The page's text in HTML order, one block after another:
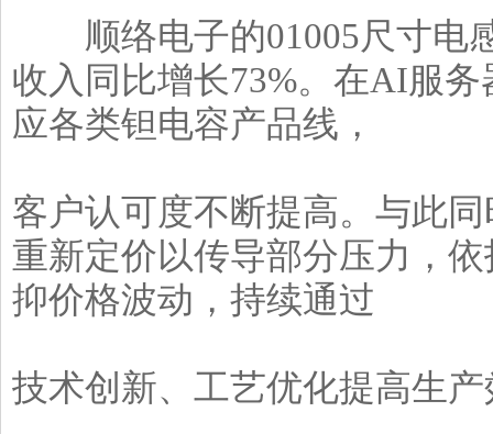
顺络电子的01005尺寸电
收入同比增长73%。在AI服
应各类钽电容产品线，
客户认可度不断提高。与此
重新定价以传导部分压力，
抑价格波动，持续通过
技术创新、工艺优化提高生